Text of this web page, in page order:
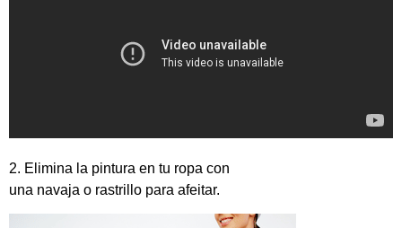
2. Elimina la pintura en tu ropa con
una navaja o rastrillo para afeitar.